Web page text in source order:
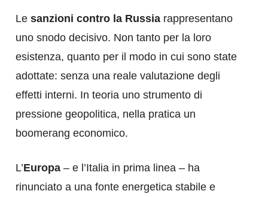
Le sanzioni contro la Russia rappresentano
uno snodo decisivo. Non tanto per la loro
esistenza, quanto per il modo in cui sono state
adottate: senza una reale valutazione degli
effetti interni. In teoria uno strumento di
pressione geopolitica, nella pratica un
boomerang economico.
L’Europa – e l’Italia in prima linea – ha
rinunciato a una fonte energetica stabile e